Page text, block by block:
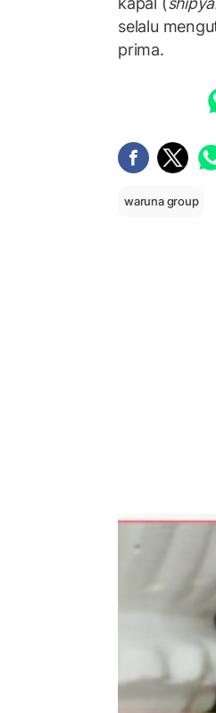
selalu
prima.
waruna group